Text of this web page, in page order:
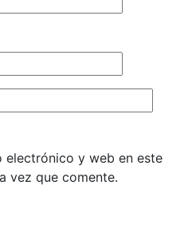
electrónico y web en este
vez que comente.